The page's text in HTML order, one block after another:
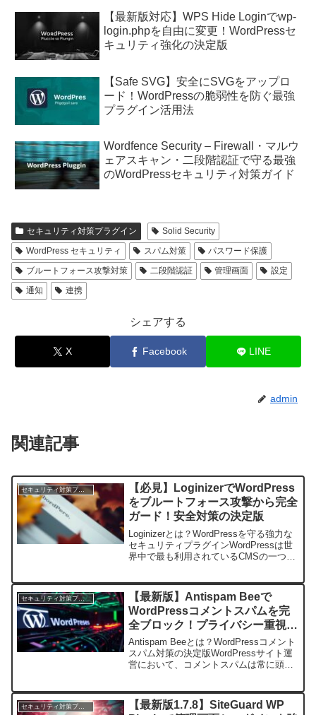
【最新版対応】WPS Hide Loginでwp-
login.phpを自由に変更！WordPressセ
キュリティ強化の決定版
【Safe SVG】安全にSVGをアップロ
ード！WordPressの脆弱性を防ぐ最強
プラグイン活用法
Wordfence Security – Firewall・マルウ
ェアスキャン・二段階認証で守る最強
のWordPressセキュリティ対策ガイド
セキュリティ対策プラグイン
Solid Security
WordPress セキュリティ
スパム対策
パスワード保護
ブルートフォース攻撃対策
二段階認証 管理画面
設定
通知
連携
シェアする
X Facebook LINE
admin
関連記事
セキュリティ対策プラグイン
【必見】LoginizerでWordPress
をブルートフォース攻撃から完全
ガード！安全対策の決定版
Loginizerとは？WordPressを守る強力な
セキュリティプラグインWordPressは世
界中で最も利用されているCMSの一つで
ります。特に「ブルートフォース攻...
セキュリティ対策プラグイン
【最新版】Antispam Beeで
WordPressコメントスパムを完
全ブロック！プライバシー重視の
高機能アンチスパム対策プラグイ
ン
Antispam Beeとは？WordPressコメント
スパム対策の決定版WordPressサイト運
営において、コメントスパムは常に頭の
増やします。そんな悩みを解決して...
セキュリティ対策プラグイン
【最新版1.7.8】SiteGuard WP